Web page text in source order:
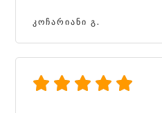
ᲙᲝᲩᲐᲠᲘᲐᲜᲘ Გ.